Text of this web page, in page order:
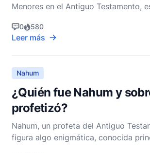
Menores en el Antiguo Testamento,
sobre la soberanía de Dios, la justicia
caída final del mal. La profecía de
entregada alrededor del siglo VII
principalmente
0 580
Leer más
Nahum
¿Quién fue Nahum y
profetizó?
Nahum, un profeta del Antiguo
figura algo enigmática, conocida